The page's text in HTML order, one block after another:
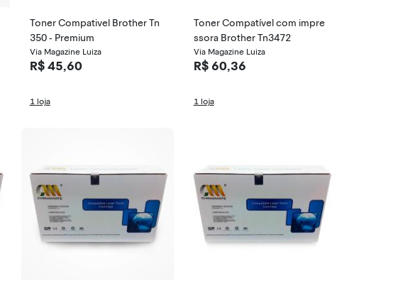
Toner Compativel Brother Tn
350 - Premium
Via Magazine Luiza
R$ 45,60
1 loja
Toner Compatível com impre
ssora Brother Tn3472
Via Magazine Luiza
R$ 60,36
1 loja